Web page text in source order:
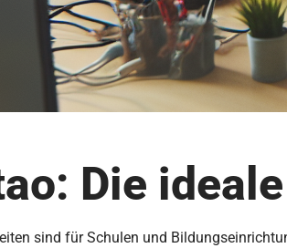
Die
sind für Schulen und